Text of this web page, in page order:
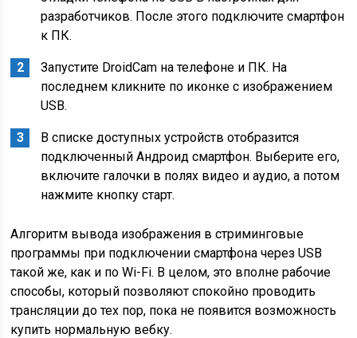
разработчиков. После этого подключите смартфон
к ПК.
Запустите DroidCam на телефоне и ПК. На
последнем кликните по иконке с изображением
USB.
В списке доступных устройств отобразится
подключенный Андроид смартфон. Выберите его,
включите галочки в полях видео и аудио, а потом
нажмите кнопку старт.
Алгоритм вывода изображения в стриминговые
программы при подключении смартфона через USB
такой же, как и по Wi-Fi. В целом, это вполне рабочие
способы, который позволяют спокойно проводить
трансляции до тех пор, пока не появится возможность
купить нормальную вебку.